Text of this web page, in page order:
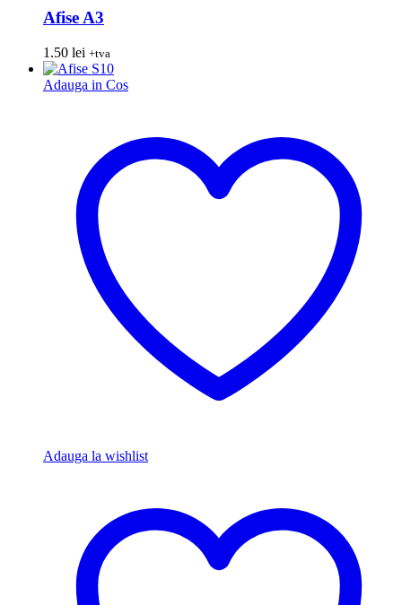
Afise A3
1.50 lei +tva
Adauga in Cos
Adauga la wishlist